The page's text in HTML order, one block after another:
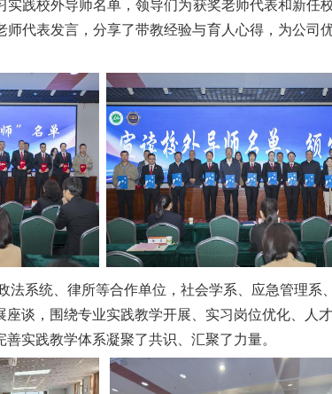
实践校外导师名单，领导们为获奖老师代表和新任
师代表发言，分享了带教经验与育人心得，为公司
法系统 、律所等合作单位，社会学系、应急管理系
座谈，围绕专业实践教学开展、实习岗位优化、人
实践教学体系凝聚了共识、汇聚了力量。